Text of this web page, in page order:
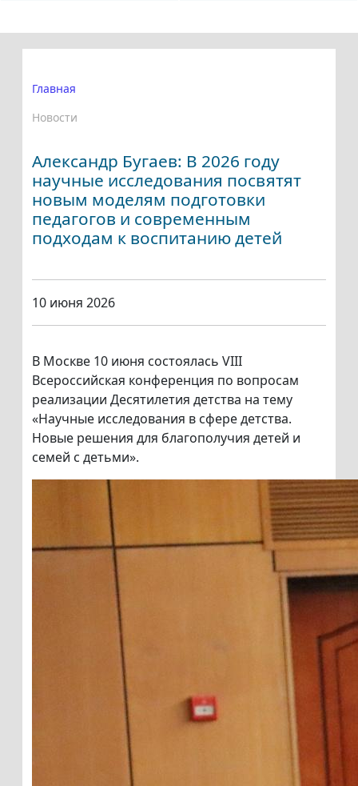
Главная
Новости
Александр Бугаев: В 2026 году
научные исследования посвятят
новым моделям подготовки
педагогов и современным
подходам к воспитанию детей
10 июня 2026
В Москве 10 июня состоялась VIII
Всероссийская конференция по вопросам
реализации Десятилетия детства на тему
«Научные исследования в сфере детства.
Новые решения для благополучия детей и
семей с детьми».